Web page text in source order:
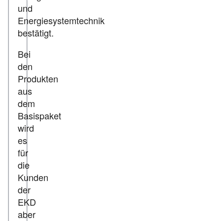
und
Energiesystemtechnik
bestätigt.
Bei
den
Produkten
aus
dem
Basispaket
wird
es
für
die
Kunden
der
EKD
aber